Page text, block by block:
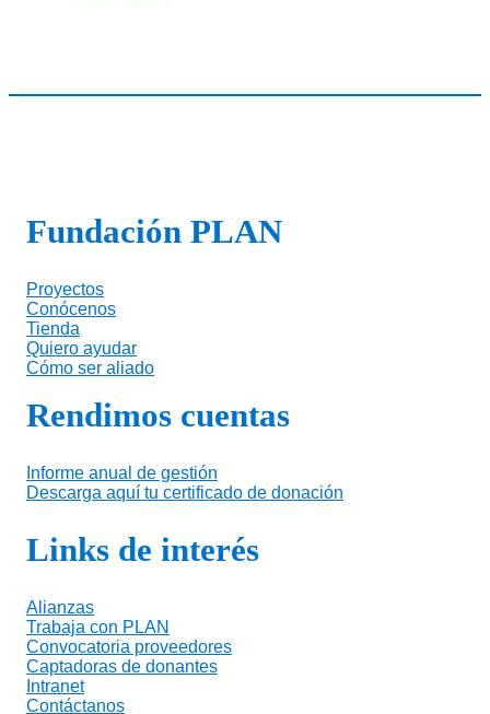
Fundación PLAN
Proyectos
Conócenos
Tienda
Quiero ayudar
Cómo ser aliado
Rendimos cuentas
Informe anual de gestión
Descarga aquí tu certificado de donación
Links de interés
Alianzas
Trabaja con PLAN
Convocatoria proveedores
Captadoras de donantes
Intranet
Contáctanos